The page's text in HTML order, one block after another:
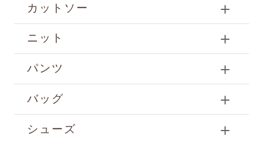
カットソー
ニット
パンツ
バッグ
シューズ